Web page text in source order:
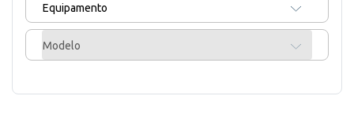
Equipamento
Modelo